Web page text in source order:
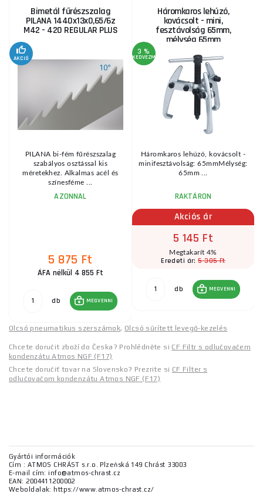
Bimetál fűrészszalag
PILANA 1440x13x0,65/6z
M42 - 420 REGULAR PLUS
AKCIÓ
PILANA bi-fém fűrészszalag
szabályos osztással kis
méretekhez. Alkalmas acél és
színesféme ...
AZONNAL
5 875 Ft
ÁFA nélkül 4 855 Ft
db MEGVENNI
Háromkaros lehúzó,
kovácsolt - mini,
fesztávolság 65mm,
mélység 65mm
3 %
KEDVEZMÉNY
Háromkaros lehúzó, kovácsolt -
minifesztávolság: 65mmMélység:
65mm ...
RAKTÁRON
Akciós ár
5 145 Ft
Megtakarít 4%
Eredeti ár:5 305 Ft
db MEGVENNI
Olcsó pneumatikus szerszámok, Olcsó sűrített levegő-kezelés
Chcete doručit zboží do Česka? Prohlédněte si CF Filtr s odlučovačem
kondenzátu Atmos NGF (F17)
Chcete doručiť tovar na Slovensko? Prezrite si CF Filter s
odlučovačom kondenzátu Atmos NGF (F17)
Gyártói információk
Cím : ATMOS CHRÁST s.r.o. Plzeňská 149 Chrást 33003
E-mail cím: info@atmos-chrast.cz
EAN: 2004411200002
Weboldalak: https://www.atmos-chrast.cz/